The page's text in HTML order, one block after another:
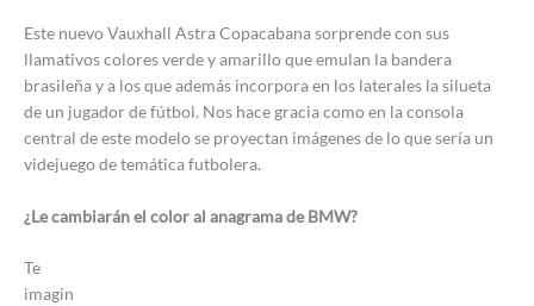
Este nuevo Vauxhall Astra Copacabana sorprende con sus
llamativos colores verde y amarillo que emulan la bandera
brasileña y a los que además incorpora en los laterales la silueta
de un jugador de fútbol. Nos hace gracia como en la consola
central de este modelo se proyectan imágenes de lo que sería un
videjuego de temática futbolera.
¿Le cambiarán el color al anagrama de BMW?
Te
imagin